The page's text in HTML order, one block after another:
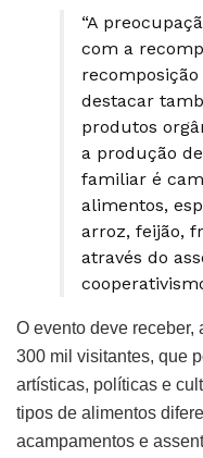
“A
com a
destacar
produtos
a produção
familiar é
alimentos,
arroz, feijão,
através do
O evento deve receber,
300 mil visitantes, que
artísticas, políticas e
tipos de alimentos
acampamentos e